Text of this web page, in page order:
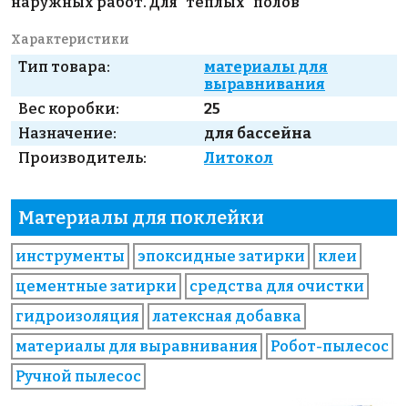
Характеристики
Тип товара:
материалы для
выравнивания
Вес коробки:
25
Назначение:
для бассейна
Производитель:
Литокол
Материалы для поклейки
инструменты эпоксидные затирки
клеи
цементные затирки
средства для очистки
гидроизоляция
латексная добавка
материалы для выравнивания
Робот-пылесос
Ручной пылесос